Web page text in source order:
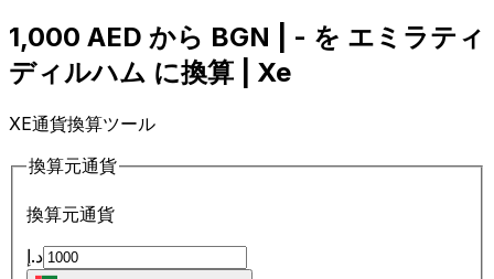
1,000 AED から BGN | - を エミラティ
ディルハム に換算 | Xe
XE通貨換算ツール
換算元通貨
換算元通貨
د.إ